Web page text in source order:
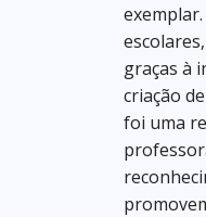
graças à
criação
foi uma